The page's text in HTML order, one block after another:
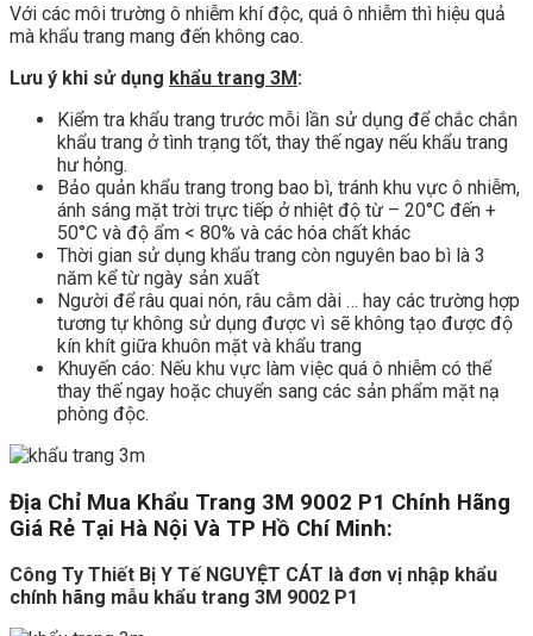
Với các môi trường ô nhiễm khí độc, quá ô nhiễm thì hiệu quả
mà khẩu trang mang đến không cao.
Lưu ý khi sử dụng khẩu trang 3M:
Kiểm tra khẩu trang trước mỗi lần sử dụng để chắc chắn
khẩu trang ở tình trạng tốt, thay thế ngay nếu khẩu trang
hư hỏng.
Bảo quản khẩu trang trong bao bì, tránh khu vực ô nhiễm,
ánh sáng mặt trời trực tiếp ở nhiệt độ từ – 20°C đến +
50°C và độ ẩm < 80% và các hóa chất khác
Thời gian sử dụng khẩu trang còn nguyên bao bì là 3
năm kể từ ngày sản xuất
Người để râu quai nón, râu cằm dài … hay các trường hợp
tương tự không sử dụng được vì sẽ không tạo được độ
kín khít giữa khuôn mặt và khẩu trang
Khuyến cáo: Nếu khu vực làm việc quá ô nhiễm có thể
thay thế ngay hoặc chuyển sang các sản phẩm mặt nạ
phòng độc.
Địa Chỉ Mua Khẩu Trang 3M 9002 P1 Chính Hãng
Giá Rẻ Tại Hà Nội Và TP Hồ Chí Minh:
Công Ty Thiết Bị Y Tế NGUYỆT CÁT là đơn vị nhập khẩu
chính hãng mẫu khẩu trang 3M 9002 P1